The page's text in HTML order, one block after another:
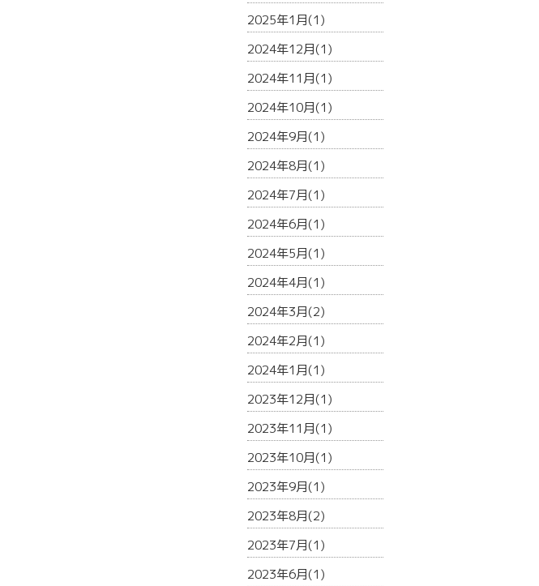
2025年1月(1)
2024年12月(1)
2024年11月(1)
2024年10月(1)
2024年9月(1)
2024年8月(1)
2024年7月(1)
2024年6月(1)
2024年5月(1)
2024年4月(1)
2024年3月(2)
2024年2月(1)
2024年1月(1)
2023年12月(1)
2023年11月(1)
2023年10月(1)
2023年9月(1)
2023年8月(2)
2023年7月(1)
2023年6月(1)